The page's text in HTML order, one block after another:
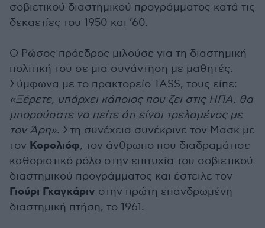
σοβιετικού διαστημικού προγράμματος κατά τις
δεκαετίες του 1950 και ’60.
Ο Ρώσος πρόεδρος μιλούσε για τη διαστημική
πολιτική του σε μια συνάντηση με μαθητές.
Σύμφωνα με το πρακτορείο TASS, τους είπε:
«Ξέρετε, υπάρχει κάποιος που ζει στις ΗΠΑ, θα
μπορούσατε να πείτε ότι είναι τρελαμένος με
τον Άρη». Στη συνέχεια συνέκρινε τον Μασκ με
τον Κορολιόφ, τον άνθρωπο που διαδραμάτισε
καθοριστικό ρόλο στην επιτυχία του σοβιετικού
διαστημικού προγράμματος και έστειλε τον
Γιούρι Γκαγκάριν στην πρώτη επανδρωμένη
διαστημική πτήση, το 1961.